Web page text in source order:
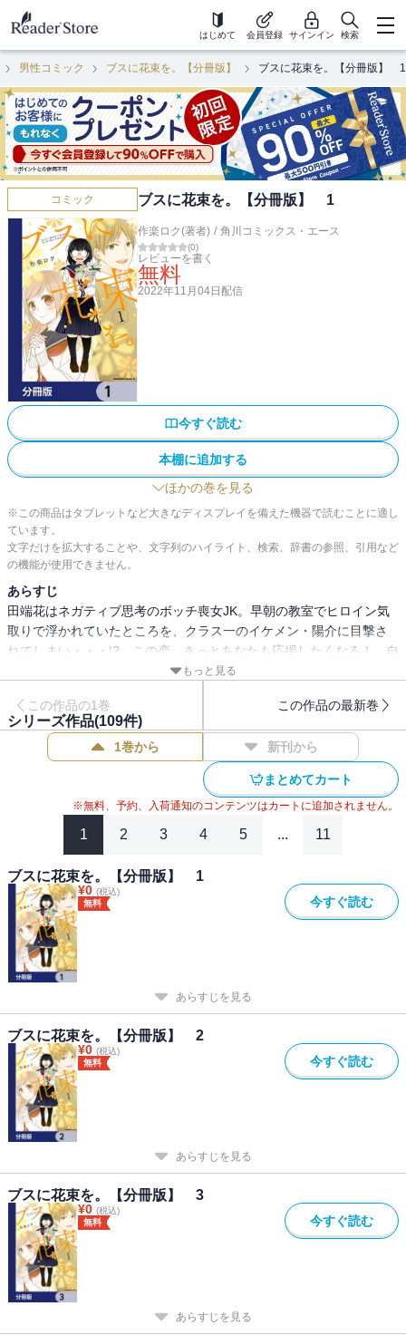
はじめて 会員登録 サインイン 検索
男性コミック ブスに花束を。【分冊版】 ブスに花束を。【分冊版】 1
コミック ブスに花束を。【分冊版】 1
作楽ロク(著者) / 角川コミックス・エース
(0)
レビューを書く
無料
2022年11月04日 配信
今すぐ読む
本棚に追加する
ほかの巻を見る
※この商品はタブレットなど大きなディスプレイを備えた機器で読むことに適し
ています。
文字だけを拡大することや、文字列のハイライト、検索、辞書の参照、引用など
の機能が使用できません。
あらすじ
田端花はネガティブ思考のボッチ喪女JK。早朝の教室でヒロイン気
取りで浮かれていたところを、クラス一のイケメン・陽介に目撃さ
れてしまい・・・!? この恋、きっとあなたも応援したくなる！ 自
虐系喪女コメディ！ 分冊版第1弾。※本作品は単行本を分割したも
い。
もっと見る
この作品の1巻 この作品の最新巻
シリーズ作品(109件)
1巻から 新刊から
まとめてカート
※無料、予約、入荷通知のコンテンツはカートに追加されません。
1 2 3 4 5 ... 11
ブスに花束を。【分冊版】 1
¥0 (税込)
無料
今すぐ読む
あらすじを見る
ブスに花束を。【分冊版】 2
¥0 (税込)
無料
今すぐ読む
あらすじを見る
ブスに花束を。【分冊版】 3
¥0 (税込)
無料
今すぐ読む
あらすじを見る